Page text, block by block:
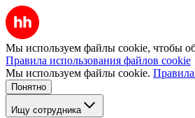
Мы используем файлы cookie, чтобы
Правила использования файлов cookie
Мы используем файлы cookie.
Понятно
Ищу сотрудника